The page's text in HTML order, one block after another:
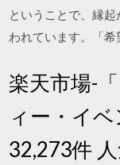
ということで、縁
われています。「希
楽天市場-
ィー・イベ
32,273件